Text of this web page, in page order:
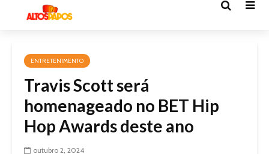
ENTRETENIMENTO
Travis Scott será
homenageado no BET Hip
Hop Awards deste ano
outubro 2, 2024